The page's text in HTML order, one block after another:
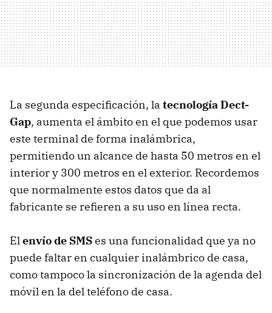
La segunda especificación, la tecnología Dect-
Gap, aumenta el ámbito en el que podemos usar
este terminal de forma inalámbrica,
permitiendo un alcance de hasta 50 metros en el
interior y 300 metros en el exterior. Recordemos
que normalmente estos datos que da al
fabricante se refieren a su uso en línea recta.
Elenvío de SMSes una funcionalidad que ya no
puede faltar en cualquier inalámbrico de casa,
como tampoco la sincronización de la agenda del
móvil en la del teléfono de casa.